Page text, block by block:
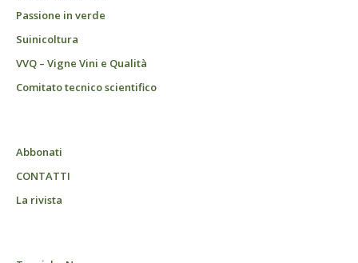
Passione in verde
Suinicoltura
VVQ – Vigne Vini e Qualità
Comitato tecnico scientifico
Abbonati
CONTATTI
La rivista